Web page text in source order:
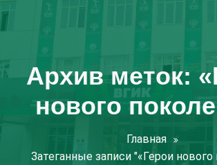
Архив меток:
нового
Главная
Затеганные записи "«Герои нового